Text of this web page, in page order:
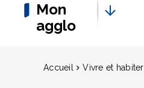
Mon
agglo
Accueil Vivre et habiter